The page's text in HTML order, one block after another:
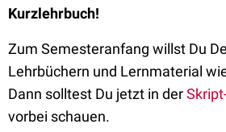
Kurzlehrbuch!
Zum Semesteranfang willst Du
Lehrbüchern und Lernmaterial
Dann solltest Du jetzt in der
vorbei schauen.